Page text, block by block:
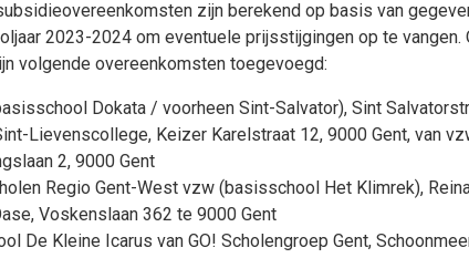
zijn berekend op basis van
2023-2024 om eventuele prijsstijgingen op te
volgende overeenkomsten toegevoegd:
Dokata / voorheen Sint-Salvator), Sint
Lievenscollege, Keizer Karelstraat 12, 9000 Gent, van
2, 9000 Gent
Regio Gent-West vzw (basisschool Het Klimrek),
Voskenslaan 362 te 9000 Gent
De Kleine Icarus van GO! Scholengroep Gent,